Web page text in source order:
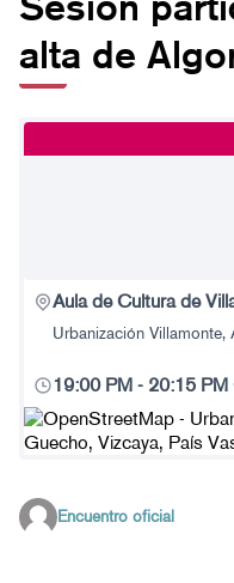
alta de
Aula de Cultura de
Urbanización Villamonte,
19:00 PM - 20:15 PM
Encuentro oficial